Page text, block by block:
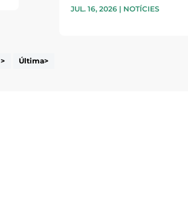
JUL. 16, 2026| NOTÍCIES
> Última>